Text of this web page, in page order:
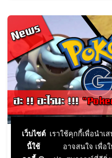
ข่าวเกมมือถือ
เว็บไซต์
นี้ใช้
เราใช้คุกกี้เพื่อนำเ
อาจสนใจ เพื่อ